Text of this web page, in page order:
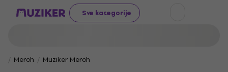
Sve kategorije
Merch
Muziker Merch